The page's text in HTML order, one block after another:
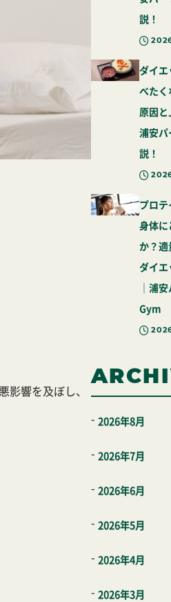
響を及ぼし、
説！
ダイ
べたく
原因
浦安
説！
プロ
身体に
か？適
ダイエ
｜浦
Gym
2026年8月
2026年7月
2026年6月
2026年5月
2026年4月
2026年3月